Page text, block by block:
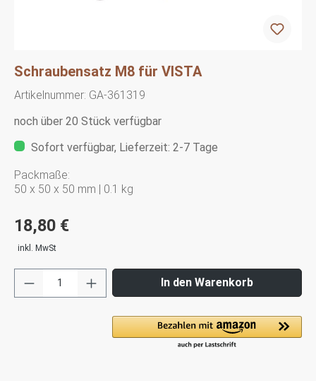
Schraubensatz M8 für VISTA
Artikelnummer: GA-361319
noch über 20 Stück verfügbar
Sofort verfügbar, Lieferzeit: 2-7 Tage
Packmaße:
50 x 50 x 50 mm | 0.1 kg
18,80 €
inkl. MwSt
In den Warenkorb